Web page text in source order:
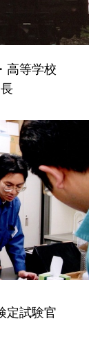
高等学校
定試験官